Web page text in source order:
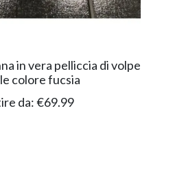
in vera pelliccia di volpe
colore fucsia
da:€69.99